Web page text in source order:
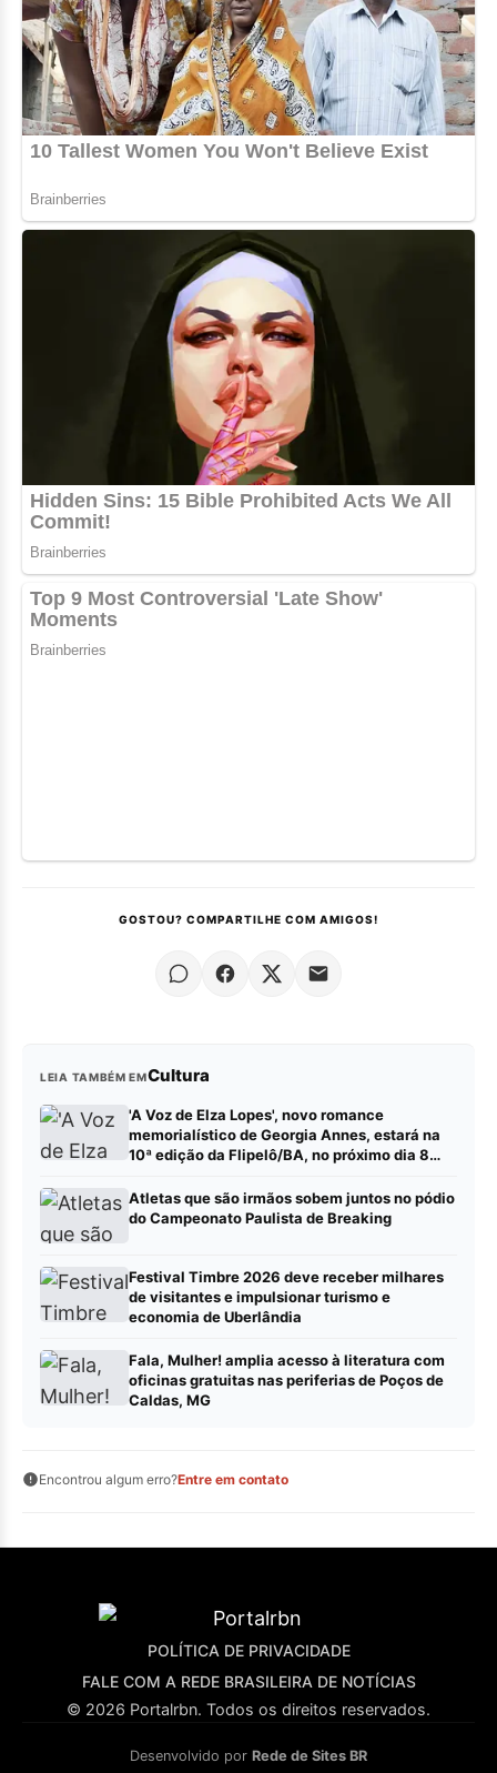
GOSTOU? COMPARTILHE COM AMIGOS!
LEIA TAMBÉM EMCultura
'A Voz de Elza Lopes', novo romance
memorialístico de Georgia Annes, estará na
10ª edição da Flipelô/BA, no próximo dia 8
Atletas que são irmãos sobem juntos no pódio
do Campeonato Paulista de Breaking
Festival Timbre 2026 deve receber milhares
de visitantes e impulsionar turismo e
economia de Uberlândia
Fala, Mulher! amplia acesso à literatura com
oficinas gratuitas nas periferias de Poços de
Caldas, MG
Encontrou algum erro?Entre em contato
POLÍTICA DE PRIVACIDADE
FALE COM A REDE BRASILEIRA DE NOTÍCIAS
© 2026 Portalrbn. Todos os direitos reservados.
Desenvolvido por Rede de Sites BR